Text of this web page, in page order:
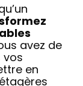
avez de
vos
en